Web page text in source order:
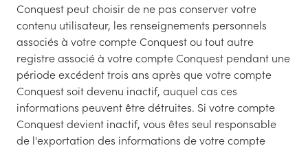
Conquest peut choisir de ne pas conserver votre
contenu utilisateur, les renseignements personnels
associés à votre compte Conquest ou tout autre
registre associé à votre compte Conquest pendant une
période excédent trois ans après que votre compte
Conquest soit devenu inactif, auquel cas ces
informations peuvent être détruites. Si votre compte
Conquest devient inactif, vous êtes seul responsable
de l'exportation des informations de votre compte